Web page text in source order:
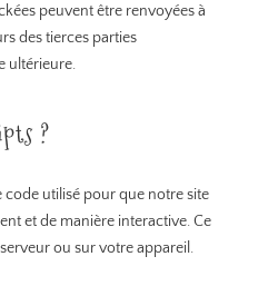
peuvent être renvoyées à
des tierces parties
ultérieure.
?
code utilisé pour que notre site
et de manière interactive. Ce
ou sur votre appareil.